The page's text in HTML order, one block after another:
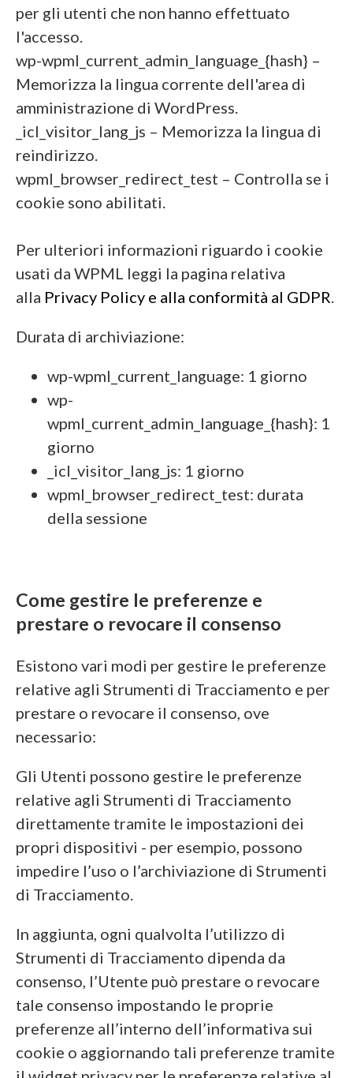
per gli utenti che non hanno effettuato
l'accesso.
wp-wpml_current_admin_language_{hash} –
Memorizza la lingua corrente dell'area di
amministrazione di WordPress.
_icl_visitor_lang_js – Memorizza la lingua di
reindirizzo.
wpml_browser_redirect_test – Controlla se i
cookie sono abilitati.
Per ulteriori informazioni riguardo i cookie
usati da WPML leggi la pagina relativa
alla Privacy Policy e alla conformità al GDPR.
Durata di archiviazione:
wp-wpml_current_language: 1 giorno
wp-
wpml_current_admin_language_{hash}: 1
giorno
_icl_visitor_lang_js: 1 giorno
wpml_browser_redirect_test: durata
della sessione
Come gestire le preferenze e
prestare o revocare il consenso
Esistono vari modi per gestire le preferenze
relative agli Strumenti di Tracciamento e per
prestare o revocare il consenso, ove
necessario:
Gli Utenti possono gestire le preferenze
relative agli Strumenti di Tracciamento
direttamente tramite le impostazioni dei
propri dispositivi - per esempio, possono
impedire l’uso o l’archiviazione di Strumenti
di Tracciamento.
In aggiunta, ogni qualvolta l’utilizzo di
Strumenti di Tracciamento dipenda da
consenso, l’Utente può prestare o revocare
tale consenso impostando le proprie
preferenze all’interno dell’informativa sui
cookie o aggiornando tali preferenze tramite